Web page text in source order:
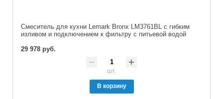
Cмеситель для кухни Lemark Bronx LM3761BL с гибким
изливом и подключением к фильтру с питьевой водой
29 978 руб.
шт.
В корзину